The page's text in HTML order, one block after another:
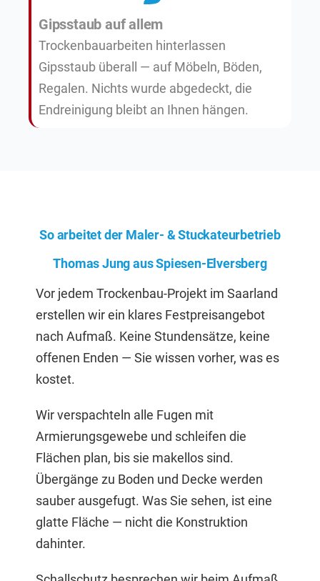
Gipsstaub auf allem
Trockenbauarbeiten hinterlassen
Gipsstaub überall — auf Möbeln, Böden,
Regalen. Nichts wurde abgedeckt, die
Endreinigung bleibt an Ihnen hängen.
So arbeitet der Maler- & Stuckateurbetrieb
Thomas Jung aus Spiesen-Elversberg
Vor jedem Trockenbau-Projekt im Saarland
erstellen wir ein klares Festpreisangebot
nach Aufmaß. Keine Stundensätze, keine
offenen Enden — Sie wissen vorher, was es
kostet.
Wir verspachteln alle Fugen mit
Armierungsgewebe und schleifen die
Flächen plan, bis sie makellos sind.
Übergänge zu Boden und Decke werden
sauber ausgefugt. Was Sie sehen, ist eine
glatte Fläche — nicht die Konstruktion
dahinter.